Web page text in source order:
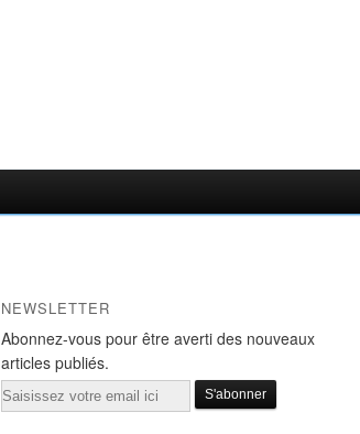
NEWSLETTER
Abonnez-vous pour être averti des nouveaux
articles publiés.
Email